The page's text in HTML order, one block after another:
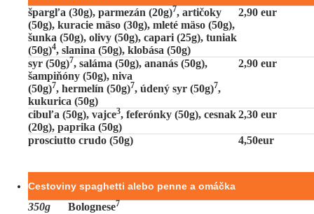
špargľa (30g), parmezán (20g)7, artičoky
(50g), kuracie mäso (30g), mleté mäso (50g),
šunka (50g), olivy (50g), capari (25g), tuniak
(50g)4, slanina (50g), klobása (50g)
2,90 eur
syr (50g)7, saláma (50g), ananás (50g),
šampiňóny (50g), niva
(50g)7, hermelín (50g)7, údený syr (50g)7,
kukurica (50g)
2,90 eur
cibuľa (50g), vajce3, feferónky (50g), cesnak
(20g), paprika (50g)
2,30 eur
prosciutto crudo (50g) 4,50eur
Cestoviny spaghetti alebo penne a omáčka
350g Bolognese7